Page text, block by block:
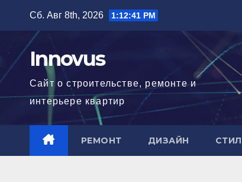
содержимому
Сб. Авг 8th, 2026 1:12:41 PM
Innovus
Сайт о строительстве, ремонте и
интерьере квартир
РЕМОНТ ДИЗАЙН